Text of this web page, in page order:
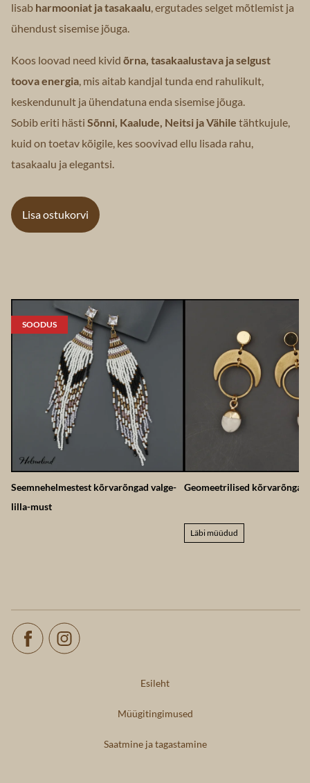
lisab harmooniat ja tasakaalu, ergutades selget mõtlemist ja
ühendust sisemise jõuga.
Koos loovad need kivid õrna, tasakaalustava ja selgust
toova energia, mis aitab kandjal tunda end rahulikult,
keskendunult ja ühendatuna enda sisemise jõuga.
Sobib eriti hästi Sõnni, Kaalude, Neitsi ja Vähile tähtkujule,
kuid on toetav kõigile, kes soovivad ellu lisada rahu,
tasakaalu ja elegantsi.
Lisa ostukorvi
SOODUS
Seemnehelmestest kõrvarõngad valge-
lilla-must
Geomeetrilised
Läbi müüdud
Esileht
Müügitingimused
Saatmine ja tagastamine